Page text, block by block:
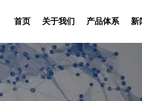
首页 关于我们 产品体系 新